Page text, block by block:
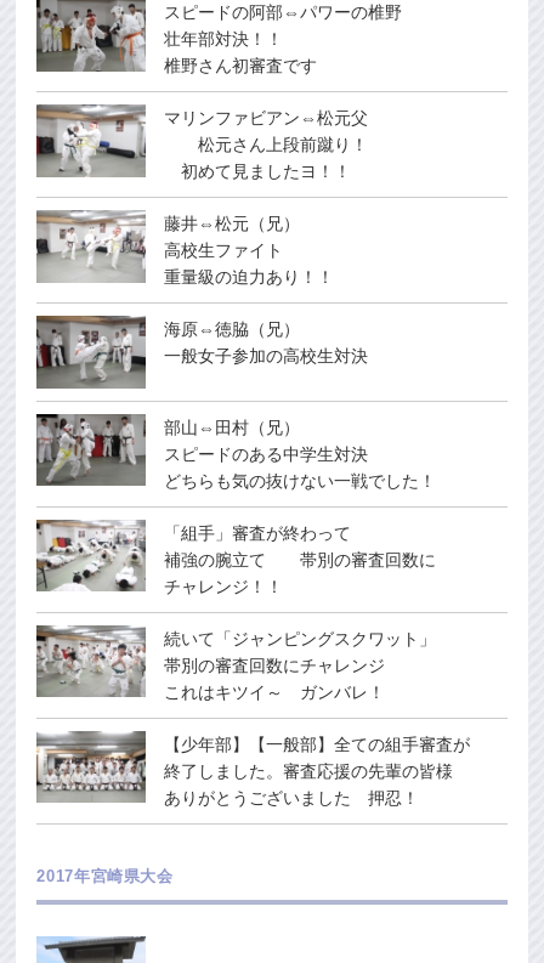
スピードの阿部⇔パワーの椎野
壮年部対決！！
椎野さん初審査です
マリンファビアン⇔松元父
松元さん上段前蹴り！
初めて見ましたヨ！！
藤井⇔松元（兄）
高校生ファイト
重量級の迫力あり！！
海原⇔徳脇（兄）
一般女子参加の高校生対決
部山⇔田村（兄）
スピードのある中学生対決
どちらも気の抜けない一戦でした！
「組手」審査が終わって
補強の腕立て 帯別の審査回数に
チャレンジ！！
続いて「ジャンピングスクワット」
帯別の審査回数にチャレンジ
これはキツイ～ ガンバレ！
【少年部】【一般部】全ての組手審査が
終了しました。審査応援の先輩の皆様
ありがとうございました 押忍！
2017年宮崎県大会